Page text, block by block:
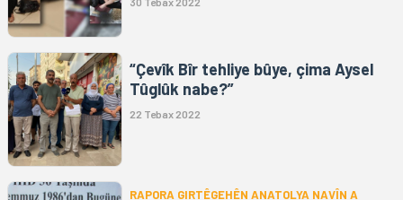
“Çevîk Bîr tehliye bûye, çima Aysel
Tûglûk nabe?”
22 Tebax 2022
RAPORA GIRTÊGEHÊN ANATOLYA NAVÎN A